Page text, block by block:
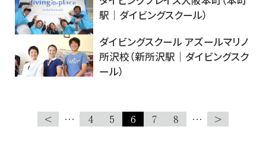
駅｜ダイビングスクール）
ダイビングスクール アズールマリノ
所沢校（新所沢駅｜ダイビングスク
ール）
< … 4 5 6 7 8 … >